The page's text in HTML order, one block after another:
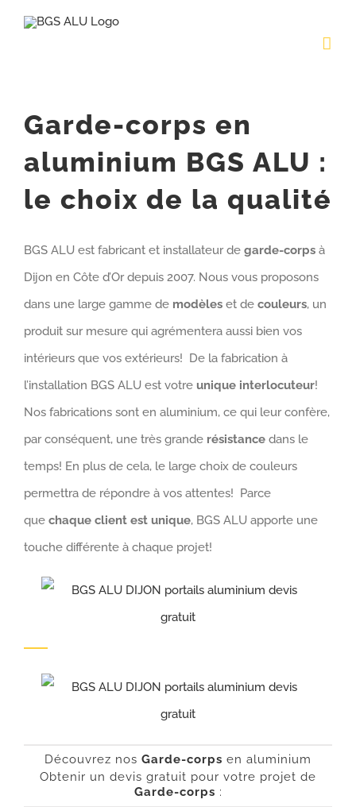
Passer
Garde-corps en
aluminium BGS ALU :
le choix de la qualité
BGS ALU est fabricant et installateur de garde-corps à
Dijon en Côte d’Or depuis 2007. Nous vous proposons
dans une large gamme de modèles et de couleurs, un
produit sur mesure qui agrémentera aussi bien vos
intérieurs que vos extérieurs! De la fabrication à
l’installation BGS ALU est votre unique interlocuteur!
Nos fabrications sont en aluminium, ce qui leur confère,
par conséquent, une très grande résistance dans le
temps! En plus de cela, le large choix de couleurs
permettra de répondre à vos attentes! Parce
que chaque client est unique, BGS ALU apporte une
touche différente à chaque projet!
Découvrez nos Garde-corps en aluminium
Obtenir un devis gratuit pour votre projet de
Garde-corps :